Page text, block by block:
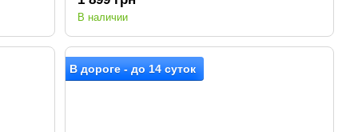
В наличии
В дороге - до 14 суток